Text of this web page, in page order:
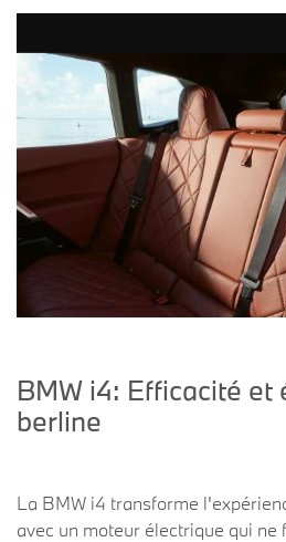
BMW i4: Efficacité et
berline
La BMW i4 transforme
avec un moteur électrique qui ne